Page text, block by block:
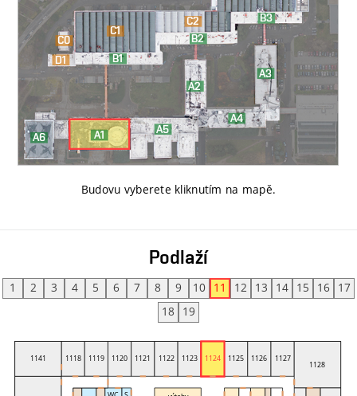
Budovu vyberete kliknutím na mapě.
Podlaží
1 2 3 4 5 6 7 8 9 10 11 12 13 14 15 16
17
18
19